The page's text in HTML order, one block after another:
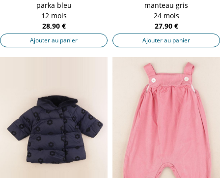
parka bleu
12 mois
28,90 €
Ajouter au panier
manteau gris
24 mois
27,90 €
Ajouter au panier